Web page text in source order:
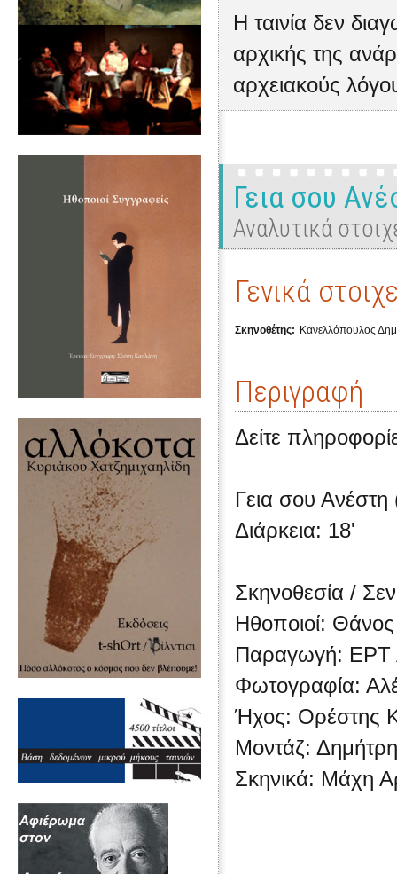
Η ταινία δεν
αρχικής της
αρχειακούς
Γεια σου
Αναλυτικά
Γενικά
Σκηνοθέτης: Κανελλόπουλος
Περιγραφή
Δείτε
Γεια σου
Διάρκεια: 18'
Σκηνοθεσία /
Ηθοποιοί:
Παραγωγή: ΕΡΤ
Φωτογραφία:
Ήχος: Ορέστης
Μοντάζ:
Σκηνικά: Μάχη